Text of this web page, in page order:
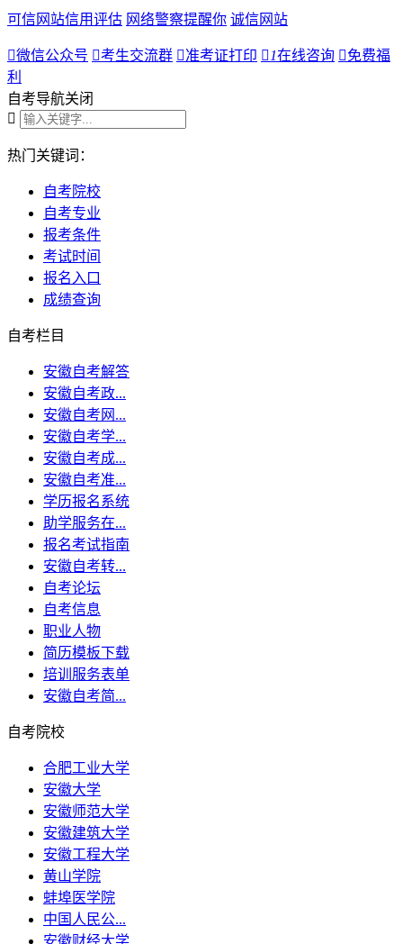
可信网站信用评估 网络警察提醒你 诚信网站
微信公众号 考生交流群 准考证打印  1在线咨询 免费福
利
自考导航关闭

热门关键词：
自考院校
自考专业
报考条件
考试时间
报名入口
成绩查询
自考栏目
安徽自考解答
安徽自考政...
安徽自考网...
安徽自考学...
安徽自考成...
安徽自考准...
学历报名系统
助学服务在...
报名考试指南
安徽自考转...
自考论坛
自考信息
职业人物
简历模板下载
培训服务表单
安徽自考简...
自考院校
合肥工业大学
安徽大学
安徽师范大学
安徽建筑大学
安徽工程大学
黄山学院
蚌埠医学院
中国人民公...
安徽财经大学